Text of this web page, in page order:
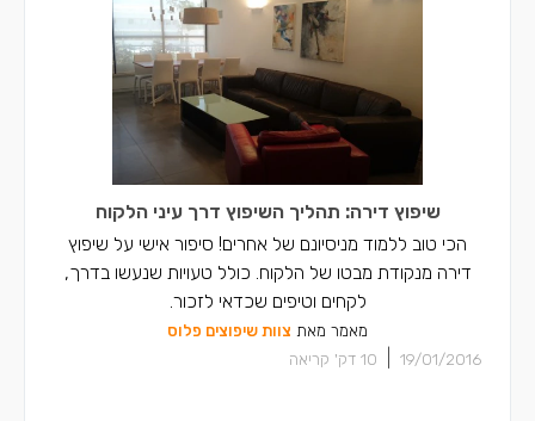
שיפוץ דירה: תהליך השיפוץ דרך עיני הלקוח
הכי טוב ללמוד מניסיונם של אחרים! סיפור אישי על שיפוץ
דירה מנקודת מבטו של הלקוח. כולל טעויות שנעשו בדרך,
לקחים וטיפים שכדאי לזכור.
מאמר מאת צוות שיפוצים פלוס
19/01/2016
10 דק' קריאה